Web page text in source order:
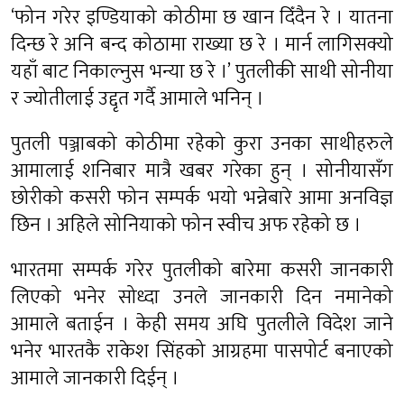
‘फोन गरेर इण्डियाको कोठीमा छ खान दिँदैन रे । यातना
दिन्छ रे अनि बन्द कोठामा राख्या छ रे । मार्न लागिसक्यो
यहाँ बाट निकाल्नुस भन्या छ रे ।’ पुतलीकी साथी सोनीया
र ज्योतीलाई उद्दृत गर्दै आमाले भनिन् ।
पुतली पञ्जाबको कोठीमा रहेको कुरा उनका साथीहरुले
आमालाई शनिबार मात्रै खबर गरेका हुन् । सोनीयासँग
छोरीको कसरी फोन सम्पर्क भयो भन्नेबारे आमा अनविज्ञ
छिन । अहिले सोनियाको फोन स्वीच अफ रहेको छ ।
भारतमा सम्पर्क गरेर पुतलीको बारेमा कसरी जानकारी
लिएको भनेर सोध्दा उनले जानकारी दिन नमानेको
आमाले बताईन । केही समय अघि पुतलीले विदेश जाने
भनेर भारतकै राकेश सिंहको आग्रहमा पासपोर्ट बनाएको
आमाले जानकारी दिईन् ।